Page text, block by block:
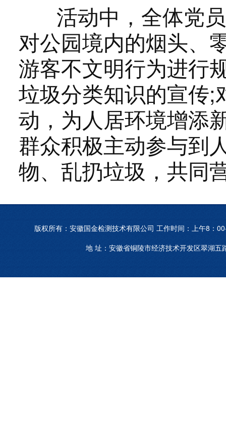
活动中，全体党员
对公园境内的烟头、
游客不文明行为进行
垃圾分类知识的宣传;
动，为人居环境增添
群众积极主动参与到
物、乱扔垃圾，共同
版权所有：安徽国金检测技术有限公司 工作时间：上午
地 址：安徽省铜陵市经济技术开发区翠